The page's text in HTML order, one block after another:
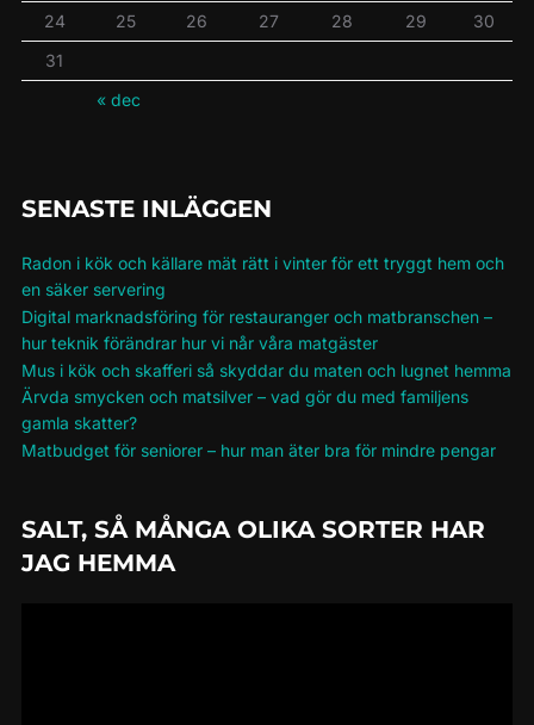
24
25 26 27 28 29
30
31
« dec
SENASTE INLÄGGEN
Radon i kök och källare mät rätt i vinter för ett tryggt hem och
en säker servering
Digital marknadsföring för restauranger och matbranschen –
hur teknik förändrar hur vi når våra matgäster
Mus i kök och skafferi så skyddar du maten och lugnet hemma
Ärvda smycken och matsilver – vad gör du med familjens
gamla skatter?
Matbudget för seniorer – hur man äter bra för mindre pengar
SALT, SÅ MÅNGA OLIKA SORTER HAR
JAG HEMMA